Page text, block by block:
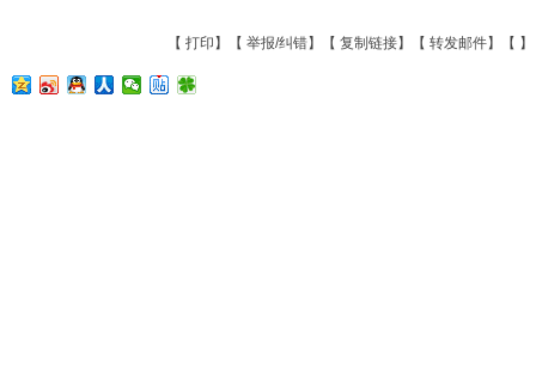
【 打印 】【 举报/纠错】【 复制链接】【 转发邮件】【 】